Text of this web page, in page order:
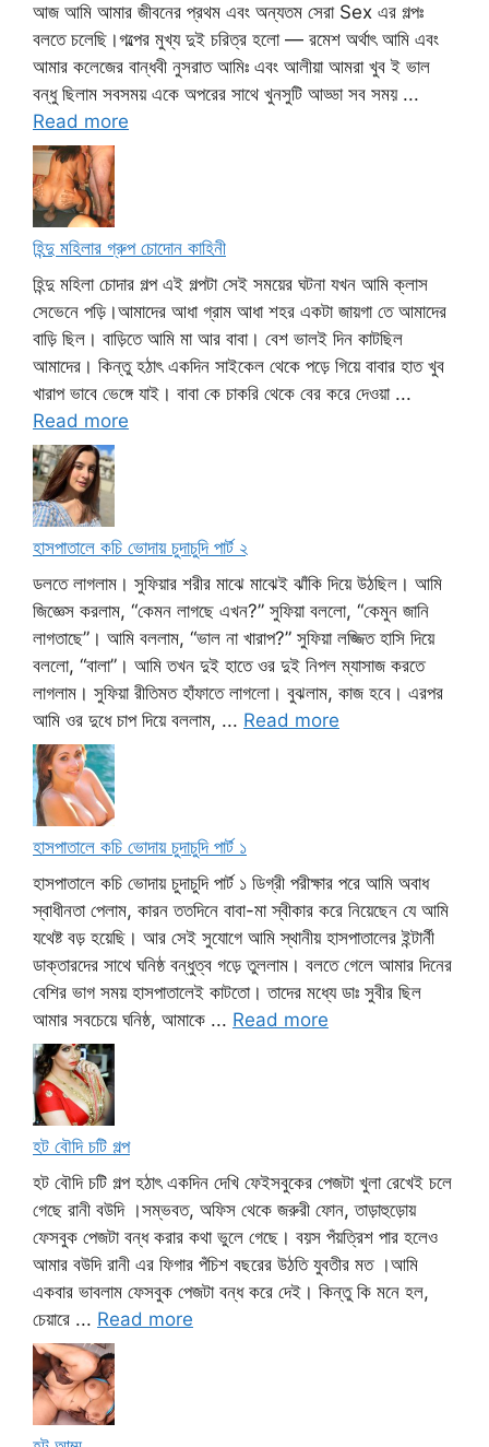
আজ আমি আমার জীবনের প্রথম এবং অন্যতম সেরা Sex এর গল্পঃ
বলতে চলেছি।গল্পের মুখ্য দুই চরিত্র হলো — রমেশ অর্থাৎ আমি এবং
আমার কলেজের বান্ধবী নুসরাত আমিঃ এবং আলীয়া আমরা খুব ই ভাল
বন্ধু ছিলাম সবসময় একে অপরের সাথে খুনসুটি আড্ডা সব সময় ...
Read more
হিন্দু মহিলার গ্রুপ চোদোন কাহিনী
হিন্দু মহিলা চোদার গল্প এই গল্পটা সেই সময়ের ঘটনা যখন আমি ক্লাস
সেভেনে পড়ি।আমাদের আধা গ্রাম আধা শহর একটা জায়গা তে আমাদের
বাড়ি ছিল। বাড়িতে আমি মা আর বাবা। বেশ ভালই দিন কাটছিল
আমাদের। কিন্তু হঠাৎ একদিন সাইকেল থেকে পড়ে গিয়ে বাবার হাত খুব
খারাপ ভাবে ভেঙ্গে যাই। বাবা কে চাকরি থেকে বের করে দেওয়া ...
Read more
হাসপাতালে কচি ভোদায় চুদাচুদি পার্ট ২
ডলতে লাগলাম। সুফিয়ার শরীর মাঝে মাঝেই ঝাঁকি দিয়ে উঠছিল। আমি
জিজ্ঞেস করলাম, “কেমন লাগছে এখন?” সুফিয়া বললো, “কেমুন জানি
লাগতাছে”। আমি বললাম, “ভাল না খারাপ?” সুফিয়া লজ্জিত হাসি দিয়ে
বললো, “বালা”। আমি তখন দুই হাতে ওর দুই নিপল ম্যাসাজ করতে
লাগলাম। সুফিয়া রীতিমত হাঁফাতে লাগলো। বুঝলাম, কাজ হবে। এরপর
আমি ওর দুধে চাপ দিয়ে বললাম, ... Read more
হাসপাতালে কচি ভোদায় চুদাচুদি পার্ট ১
হাসপাতালে কচি ভোদায় চুদাচুদি পার্ট ১ ডিগ্রী পরীক্ষার পরে আমি অবাধ
স্বাধীনতা পেলাম, কারন ততদিনে বাবা-মা স্বীকার করে নিয়েছেন যে আমি
যথেষ্ট বড় হয়েছি। আর সেই সুযোগে আমি স্থানীয় হাসপাতালের ইন্টার্নী
ডাক্তারদের সাথে ঘনিষ্ঠ বন্ধুত্ব গড়ে তুললাম। বলতে গেলে আমার দিনের
বেশির ভাগ সময় হাসপাতালেই কাটতো। তাদের মধ্যে ডাঃ সুবীর ছিল
আমার সবচেয়ে ঘনিষ্ঠ, আমাকে ... Read more
হট বৌদি চটি গল্প
হট বৌদি চটি গল্প হঠাৎ একদিন দেখি ফেইসবুকের পেজটা খুলা রেখেই চলে
গেছে রানী বউদি ।সম্ভবত, অফিস থেকে জরুরী ফোন, তাড়াহুড়োয়
ফেসবুক পেজটা বন্ধ করার কথা ভুলে গেছে। বয়স পঁয়ত্রিশ পার হলেও
আমার বউদি রানী এর ফিগার পঁচিশ বছরের উঠতি যুবতীর মত ।আমি
একবার ভাবলাম ফেসবুক পেজটা বন্ধ করে দেই। কিন্তু কি মনে হল,
চেয়ারে ... Read more